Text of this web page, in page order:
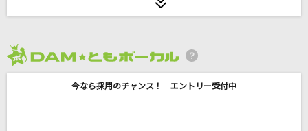
Blast!
今なら採用のチャンス！ エントリー受付中